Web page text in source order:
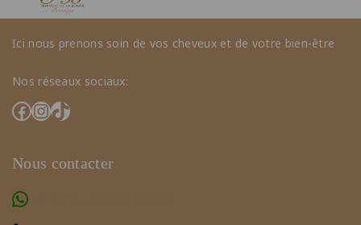
Ici nous prenons soin de vos cheveux et de votre bien-être
Nos réseaux sociaux:
Nous contacter